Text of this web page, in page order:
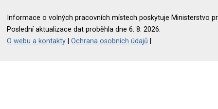
Informace o volných pracovních místech poskytuje Ministerstvo
Poslední aktualizace dat proběhla dne 6. 8. 2026.
O webu a kontakty |Ochrana osobních údajů